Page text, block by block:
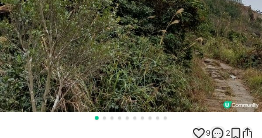
9 2